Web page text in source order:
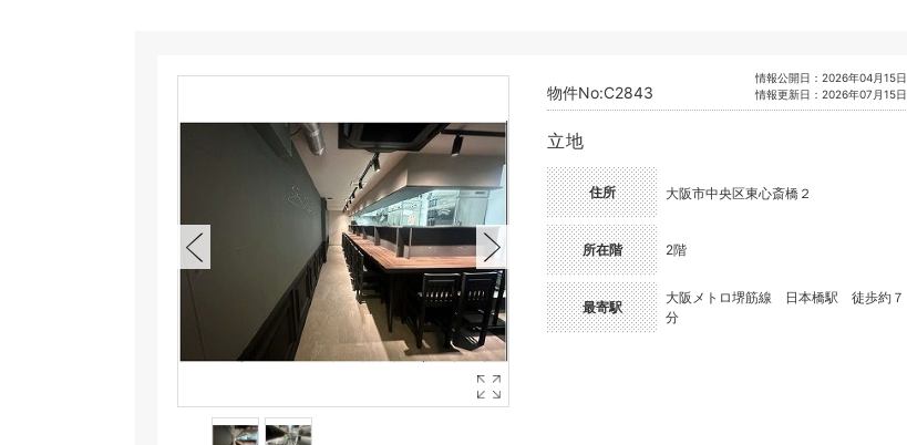
物件No:C2843
情報公開日：2026年04月15日
情報更新日：2026年07月15日
立地
住所 大阪市中央区東心斎橋２
所在階 2階
最寄駅
大阪メトロ堺筋線 日本橋駅 徒歩約７
分